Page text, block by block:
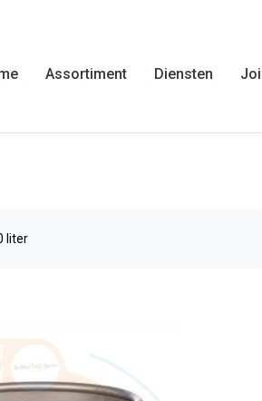
Assortiment Diensten
liter